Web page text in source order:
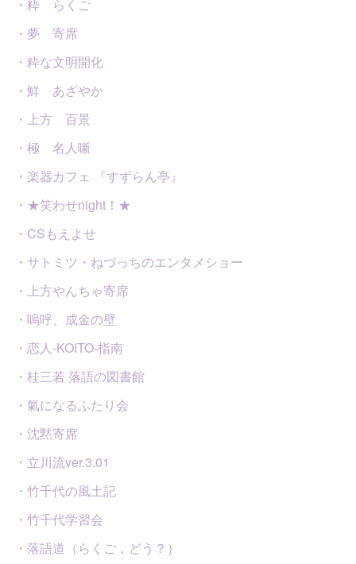
・粋 らくご
・夢 寄席
・粋な文明開化
・鮮 あざやか
・上方 百景
・極 名人噺
・楽器カフェ 『すずらん亭』
・★笑わせnight！★
・CSもえよせ
・サトミツ・ねづっちのエンタメショー
・上方やんちゃ寄席
・嗚呼、成金の壁
・恋人-KOITO-指南
・桂三若 落語の図書館
・氣になるふたり会
・沈黙寄席
・立川流ver.3.01
・竹千代の風土記
・竹千代学習会
・落語道（らくご，どう？）